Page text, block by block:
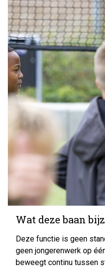
Wat deze baan
Deze functie is geen
geen jongerenwerk op
beweegt continu tussen